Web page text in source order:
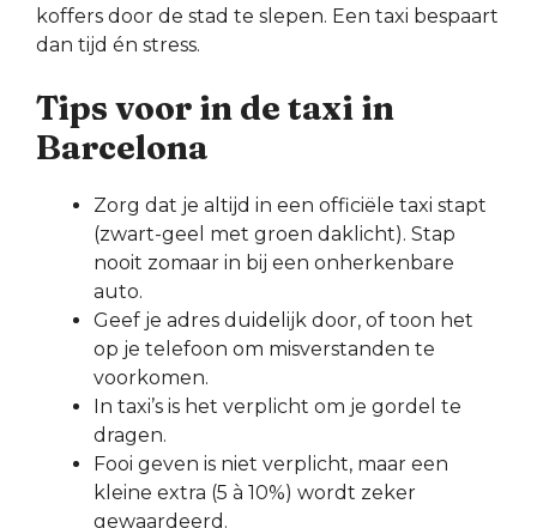
koffers door de stad te slepen. Een taxi bespaart
dan tijd én stress.
Tips voor in de taxi in
Barcelona
Zorg dat je altijd in een officiële taxi stapt
(zwart-geel met groen daklicht). Stap
nooit zomaar in bij een onherkenbare
auto.
Geef je adres duidelijk door, of toon het
op je telefoon om misverstanden te
voorkomen.
In taxi’s is het verplicht om je gordel te
dragen.
Fooi geven is niet verplicht, maar een
kleine extra (5 à 10%) wordt zeker
gewaardeerd.